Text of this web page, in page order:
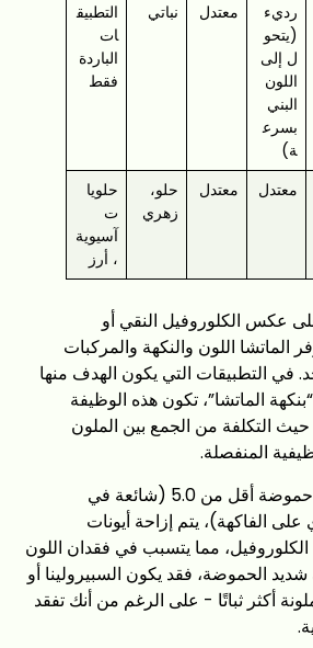
رديء
(يتحو
ل إلى
اللون
البني
بسرع
ة)
معتدل نباتي
التطبيق
ات
الباردة
فقط
معتدل معتدل
حلو،
زهري
حلويا
ت
آسيوية
، أرز
عكس الكلوروفيل النقي أو
الماتشا اللون والنكهة والمركبات
في التطبيقات التي يكون الهدف منها
الماتشا”، تكون هذه الوظيفة
حيث التكلفة من الجمع بين الملون
المنفصلة.
عند درجة حموضة أقل من 5.0 (شائعة في
الفاكهة)، يتم إزاحة أيونات
مما يتسبب في فقدان اللون
الحموضة، فقد يكون السبيرولينا أو
أكثر ثباتًا - على الرغم من أنك تفقد